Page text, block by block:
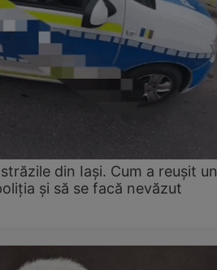
din Iași. Cum a reușit un
și să se facă nevăzut